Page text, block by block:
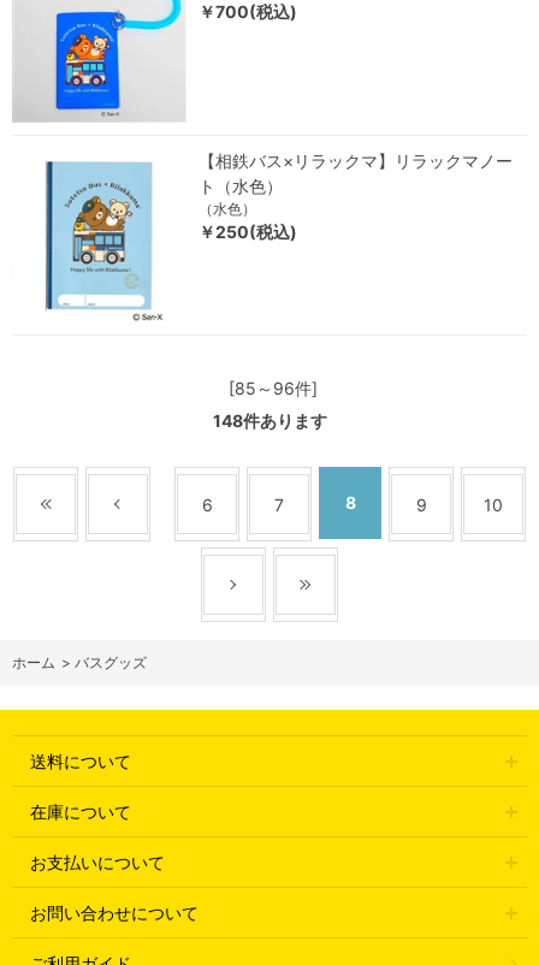
￥700(税込)
【相鉄バス×リラックマ】リラックマノー
ト（水色）
（水色）
￥250(税込)
[85～96件]
148件あります
6 7 8 9 10
ホーム > バスグッズ
送料について
在庫について
お支払いについて
お問い合わせについて